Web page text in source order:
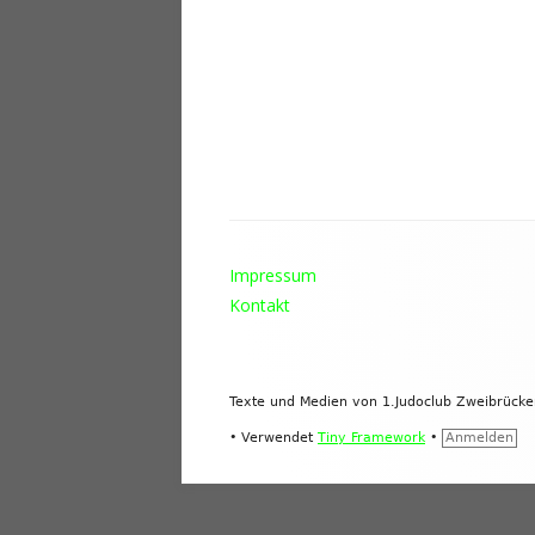
Inhalt
Impressum
Kontakt
Texte und Medien von 1.Judoclub
• Verwendet Tiny Framework • Anmelden